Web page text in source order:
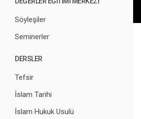
Söyleşiler
Seminerler
DERSLER
Tefsir
İslam Tarihi
İslam Hukuk Usulü